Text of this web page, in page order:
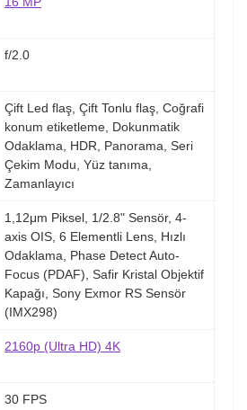
f/2.0
Çift Led flaş, Çift Tonlu flaş, Coğrafi
konum etiketleme, Dokunmatik
Odaklama, HDR, Panorama, Seri
Çekim Modu, Yüz tanıma,
Zamanlayıcı
1,12μm Piksel, 1/2.8" Sensör, 4-
axis OIS, 6 Elementli Lens, Hızlı
Odaklama, Phase Detect Auto-
Focus (PDAF), Safir Kristal Objektif
Kapağı, Sony Exmor RS Sensör
(IMX298)
2160p (Ultra HD) 4K
30 FPS